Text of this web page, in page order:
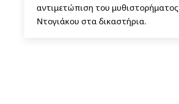
αντιμετώπιση του μυθιστορήματος
Ντογιάκου στα δικαστήρια.